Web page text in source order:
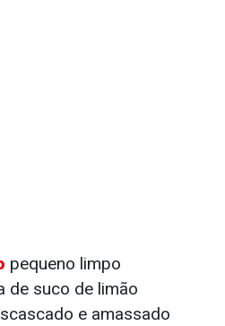
pequeno limpo
de suco de limão
e amassado